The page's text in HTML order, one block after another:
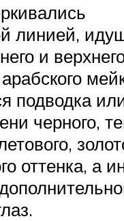
линией,
и
подводка
черного,
оттенка, а